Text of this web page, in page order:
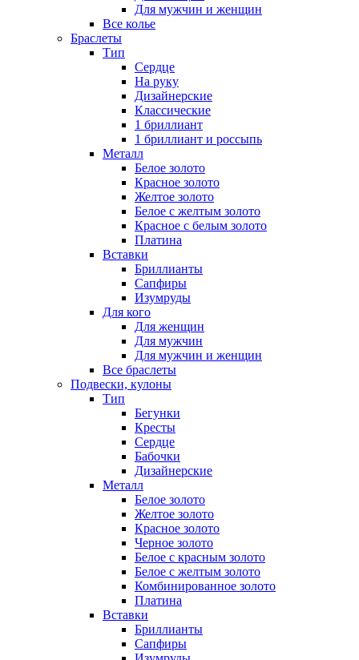
Для мужчин и женщин
Все колье
Браслеты
Тип
Сердце
На руку
Дизайнерские
Классические
1 бриллиант
1 бриллиант и россыпь
Металл
Белое золото
Красное золото
Желтое золото
Белое с желтым золото
Красное с белым золото
Платина
Вставки
Бриллианты
Сапфиры
Изумруды
Для кого
Для женщин
Для мужчин
Для мужчин и женщин
Все браслеты
Подвески, кулоны
Тип
Бегунки
Кресты
Сердце
Бабочки
Дизайнерские
Металл
Белое золото
Желтое золото
Красное золото
Черное золото
Белое с красным золото
Белое с желтым золото
Комбинированное золото
Платина
Вставки
Бриллианты
Сапфиры